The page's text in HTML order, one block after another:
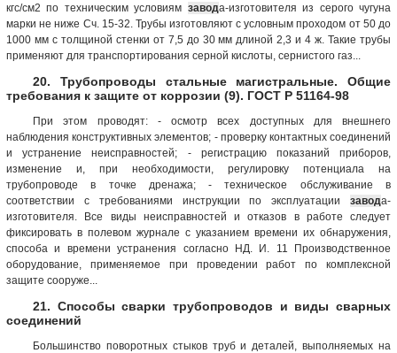
кгс/см2 по техническим условиям завода-изготовителя из серого чугуна
марки не ниже Сч. 15-32. Трубы изготовляют с условным проходом от 50 до
1000 мм с толщиной стенки от 7,5 до 30 мм длиной 2,3 и 4 ж. Такие трубы
применяют для транспортирования серной кислоты, сернистого газ...
20. Трубопроводы стальные магистральные. Общие
требования к защите от коррозии (9). ГОСТ Р 51164-98
При этом проводят: - осмотр всех доступных для внешнего
наблюдения конструктивных элементов; - проверку контактных соединений
и устранение неисправностей; - регистрацию показаний приборов,
изменение и, при необходимости, регулировку потенциала на
трубопроводе в точке дренажа; - техническое обслуживание в
соответствии с требованиями инструкции по эксплуатации завода-
изготовителя. Все виды неисправностей и отказов в работе следует
фиксировать в полевом журнале с указанием времени их обнаружения,
способа и времени устранения согласно НД. И. 11 Производственное
оборудование, применяемое при проведении работ по комплексной
защите сооруже...
21. Способы сварки трубопроводов и виды сварных
соединений
Большинство поворотных стыков труб и деталей, выполняемых на